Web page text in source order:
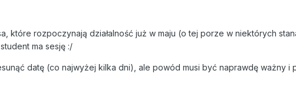
które rozpoczynają działalność już w maju (o tej porze w niektórych
ma sesję :/
datę (co najwyżej kilka dni), ale powód musi być naprawdę ważny i